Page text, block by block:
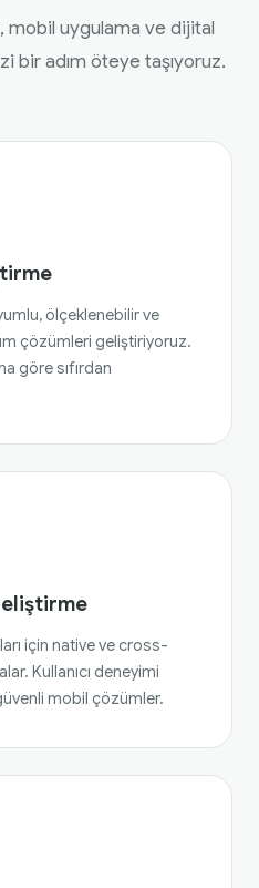
mobil uygulama ve dijital
bir adım öteye taşıyoruz.
ölçeklenebilir ve
çözümleri geliştiriyoruz.
göre sıfırdan
için native ve cross-
Kullanıcı deneyimi
mobil çözümler.